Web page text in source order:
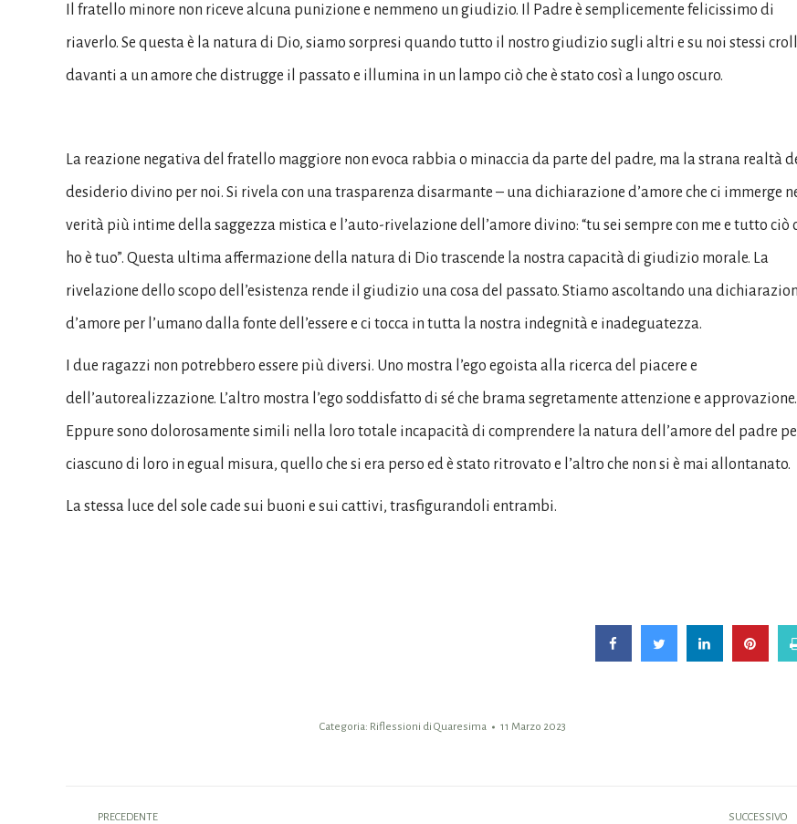
Il fratello minore non riceve alcuna punizione e nemmeno un giudizio. Il Padre è semplicemente felicissimo di
riaverlo. Se questa è la natura di Dio, siamo sorpresi quando tutto il nostro giudizio sugli altri e su noi stessi
davanti a un amore che distrugge il passato e illumina in un lampo ciò che è stato così a lungo oscuro.
La reazione negativa del fratello maggiore non evoca rabbia o minaccia da parte del padre, ma la strana realtà
desiderio divino per noi. Si rivela con una trasparenza disarmante – una dichiarazione d’amore che ci immerge
verità più intime della saggezza mistica e l’auto-rivelazione dell’amore divino: “tu sei sempre con me e tutto ciò
ho è tuo”. Questa ultima affermazione della natura di Dio trascende la nostra capacità di giudizio morale. La
rivelazione dello scopo dell’esistenza rende il giudizio una cosa del passato. Stiamo ascoltando una
d’amore per l’umano dalla fonte dell’essere e ci tocca in tutta la nostra indegnità e inadeguatezza.
I due ragazzi non potrebbero essere più diversi. Uno mostra l’ego egoista alla ricerca del piacere e
dell’autorealizzazione. L’altro mostra l’ego soddisfatto di sé che brama segretamente attenzione e approvazione.
Eppure sono dolorosamente simili nella loro totale incapacità di comprendere la natura dell’amore del padre
ciascuno di loro in egual misura, quello che si era perso ed è stato ritrovato e l’altro che non si è mai allontanato.
La stessa luce del sole cade sui buoni e sui cattivi, trasfigurandoli entrambi.
Categoria: Riflessioni di Quaresima 11 Marzo 2023
Naviga
PRECEDENTE SUCCESSIVO